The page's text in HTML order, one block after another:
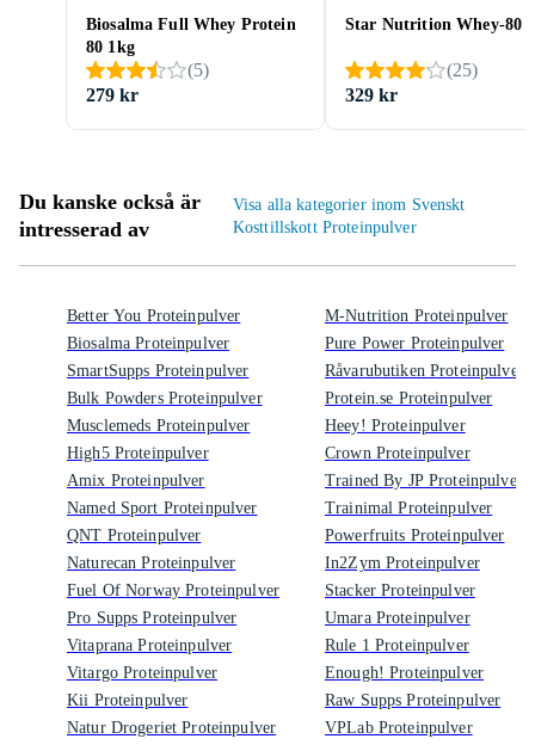
Biosalma Full Whey Protein
80 1kg
(5)
279 kr
Star Nutrition Whey-80
(25)
329 kr
Du kanske också är
intresserad av
Visa alla kategorier inom Svenskt
Kosttillskott Proteinpulver
Better You Proteinpulver
Biosalma Proteinpulver
SmartSupps Proteinpulver
Bulk Powders Proteinpulver
Musclemeds Proteinpulver
High5 Proteinpulver
Amix Proteinpulver
Named Sport Proteinpulver
QNT Proteinpulver
Naturecan Proteinpulver
Fuel Of Norway Proteinpulver
Pro Supps Proteinpulver
Vitaprana Proteinpulver
Vitargo Proteinpulver
Kii Proteinpulver
Natur Drogeriet Proteinpulver
M-Nutrition Proteinpulver
Pure Power Proteinpulver
Råvarubutiken Proteinpulver
Protein.se Proteinpulver
Heey! Proteinpulver
Crown Proteinpulver
Trained By JP Proteinpulver
Trainimal Proteinpulver
Powerfruits Proteinpulver
In2Zym Proteinpulver
Stacker Proteinpulver
Umara Proteinpulver
Rule 1 Proteinpulver
Enough! Proteinpulver
Raw Supps Proteinpulver
VPLab Proteinpulver